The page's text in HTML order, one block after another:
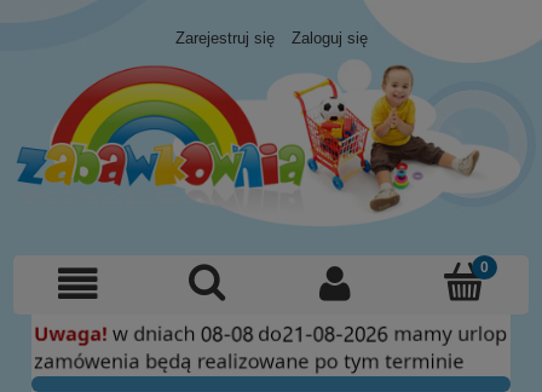
Zarejestruj się Zaloguj się